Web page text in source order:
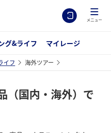
メニュー
グ&ライフ マイレージ
イフ 海外ツアー
（国内・海外）で